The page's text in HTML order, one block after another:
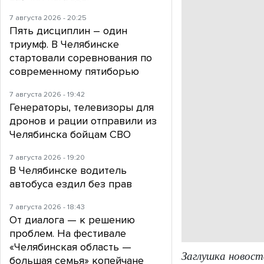
Заглушка
7 августа 2026 - 20:25
Пять дисциплин – один
триумф. В Челябинске
стартовали соревнования по
современному пятиборью
7 августа 2026 - 19:42
Генераторы, телевизоры для
дронов и рации отправили из
Челябинска бойцам СВО
7 августа 2026 - 19:20
В Челябинске водитель
автобуса ездил без прав
7 августа 2026 - 18:43
От диалога — к решению
проблем. На фестивале
«Челябинская область —
большая семья» копейчане